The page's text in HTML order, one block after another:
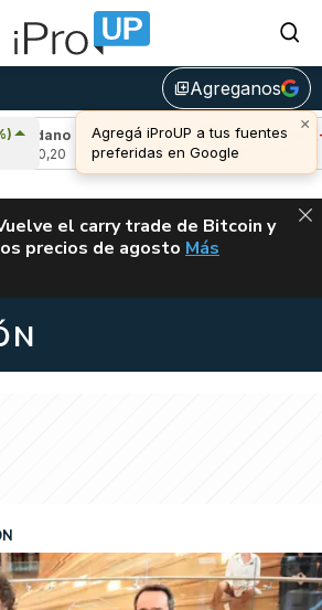
library_addAgreganos
×
Agregá iProUP a tus fuentes
preferidas en Google
(6,95%)
Avalanche (-
u$s 6,42
ALERTA
el carry trade de Bitcoin y
precios de agosto VUELVE EL
Más